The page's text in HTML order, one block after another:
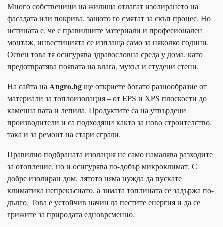
Много собственици на жилища отлагат изолирането на
фасадата или покрива, защото го смятат за скъп процес. Но
истината е, че с правилните материали и професионален
монтаж, инвестицията се изплаща само за няколко години.
Освен това тя осигурява здравословна среда у дома, като
предотвратява появата на влага, мухъл и студени стени.
На сайта на Angro.bgще откриете богато разнообразие от
материали за топлоизолация – от EPS и XPS плоскости до
каменна вата и лепила. Продуктите са на утвърдени
производители и са подходящи както за ново строителство,
така и за ремонт на стари сгради.
Правилно подбраната изолация не само намалява разходите
за отопление, но и осигурява по-добър микроклимат. С
добре изолиран дом, лятото няма нужда да пускате
климатика непрекъснато, а зимата топлината се задържа по-
дълго. Това е устойчив начин да пестите енергия и да се
грижите за природата едновременно.